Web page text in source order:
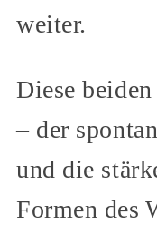
weiter.
Diese
– der
und die
Formen des